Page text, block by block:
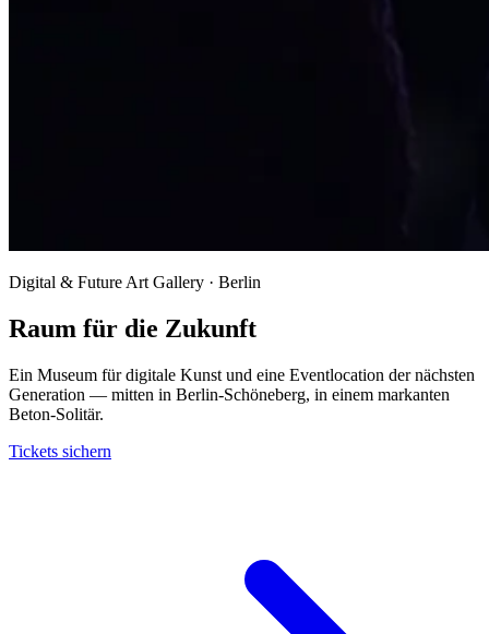
Digital & Future Art Gallery · Berlin
Raum für die Zukunft
Ein Museum für digitale Kunst und eine Eventlocation der nächsten
Generation — mitten in Berlin-Schöneberg, in einem markanten
Beton-Solitär.
Tickets sichern